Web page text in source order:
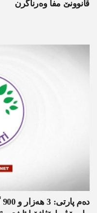
قانوونێ مفا وەرناگرن